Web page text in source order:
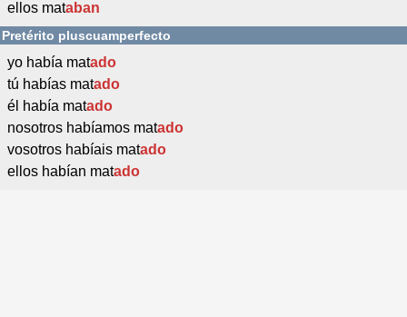
ellos mataban
Pretérito pluscuamperfecto
yo había matado
tú habías matado
él había matado
nosotros habíamos matado
vosotros habíais matado
ellos habían matado